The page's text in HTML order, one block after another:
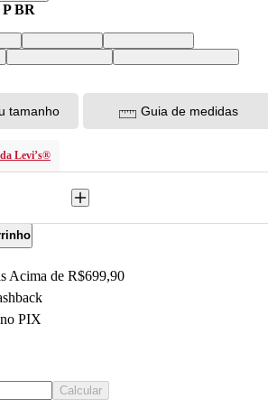
BR
BRS USA | P BRM USA | M BR
XL USA | GG BRXXL USA | EGG BR
tamanho Guia de medidas
Levi’s®
Acima de R$699,90
PIX
Calcular